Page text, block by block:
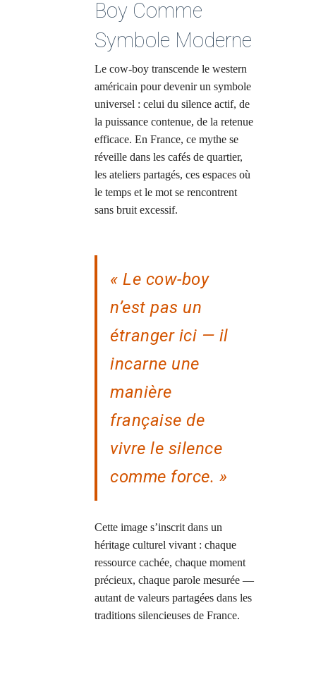
Boy Comme
Symbole Moderne
Le cow-boy transcende le western
américain pour devenir un symbole
universel : celui du silence actif, de
la puissance contenue, de la retenue
efficace. En France, ce mythe se
réveille dans les cafés de quartier,
les ateliers partagés, ces espaces où
le temps et le mot se rencontrent
sans bruit excessif.
« Le cow-boy
n’est pas un
étranger ici — il
incarne une
manière
française de
vivre le silence
comme force. »
Cette image s’inscrit dans un
héritage culturel vivant : chaque
ressource cachée, chaque moment
précieux, chaque parole mesurée —
autant de valeurs partagées dans les
traditions silencieuses de France.